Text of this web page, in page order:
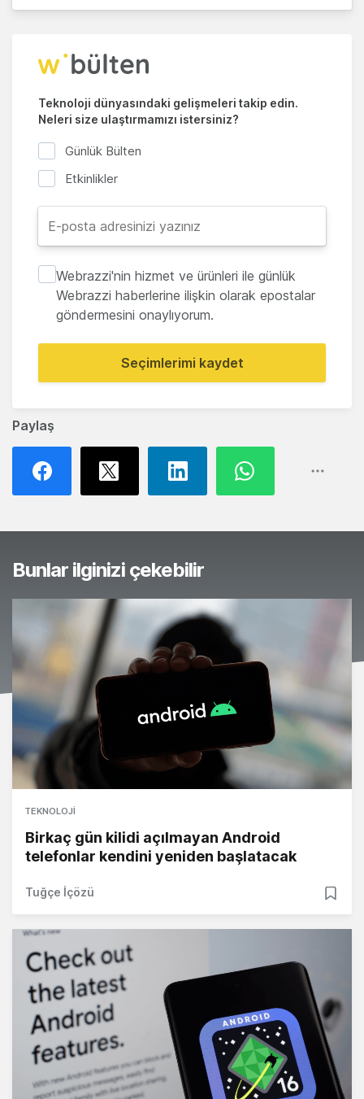
Paylaş
Teknoloji dünyasındaki gelişmeleri takip edin.
Neleri size ulaştırmamızı istersiniz?
Günlük Bülten
Etkinlikler
Webrazzi'nin hizmet ve ürünleri ile günlük
Webrazzi haberlerine ilişkin olarak epostalar
göndermesini onaylıyorum.
Seçimlerimi kaydet
Bunlar ilginizi çekebilir
TEKNOLOJI
Birkaç gün kilidi açılmayan Android
telefonlar kendini yeniden başlatacak
Tuğçe İçözü